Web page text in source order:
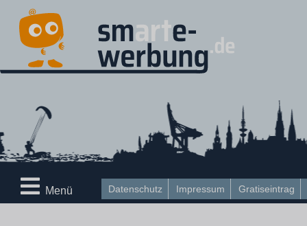
Datenschutz Impressum Gratiseintrag
Menü